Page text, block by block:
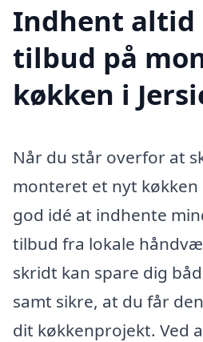
Indhent altid
tilbud på
køkken i
Når du står overfor at
monteret et nyt køkken
god idé at indhente
tilbud fra lokale
skridt kan spare dig
samt sikre, at du får
dit køkkenprojekt. Ved